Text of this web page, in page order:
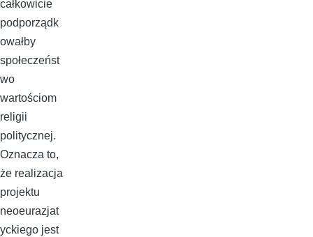
całkowicie
podporządk
owałby
społeczeńst
wo
wartościom
religii
politycznej.
Oznacza to,
że realizacja
projektu
neoeurazjat
yckiego jest